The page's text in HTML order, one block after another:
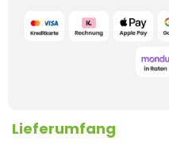
Lieferumfang